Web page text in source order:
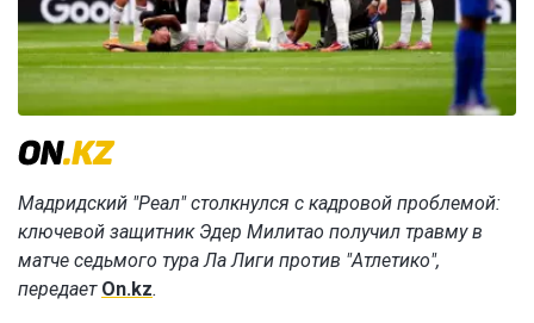
Мадридский "Реал" столкнулся с кадровой проблемой:
ключевой защитник Эдер Милитао получил травму в
матче седьмого тура Ла Лиги против "Атлетико",
передает On.kz.